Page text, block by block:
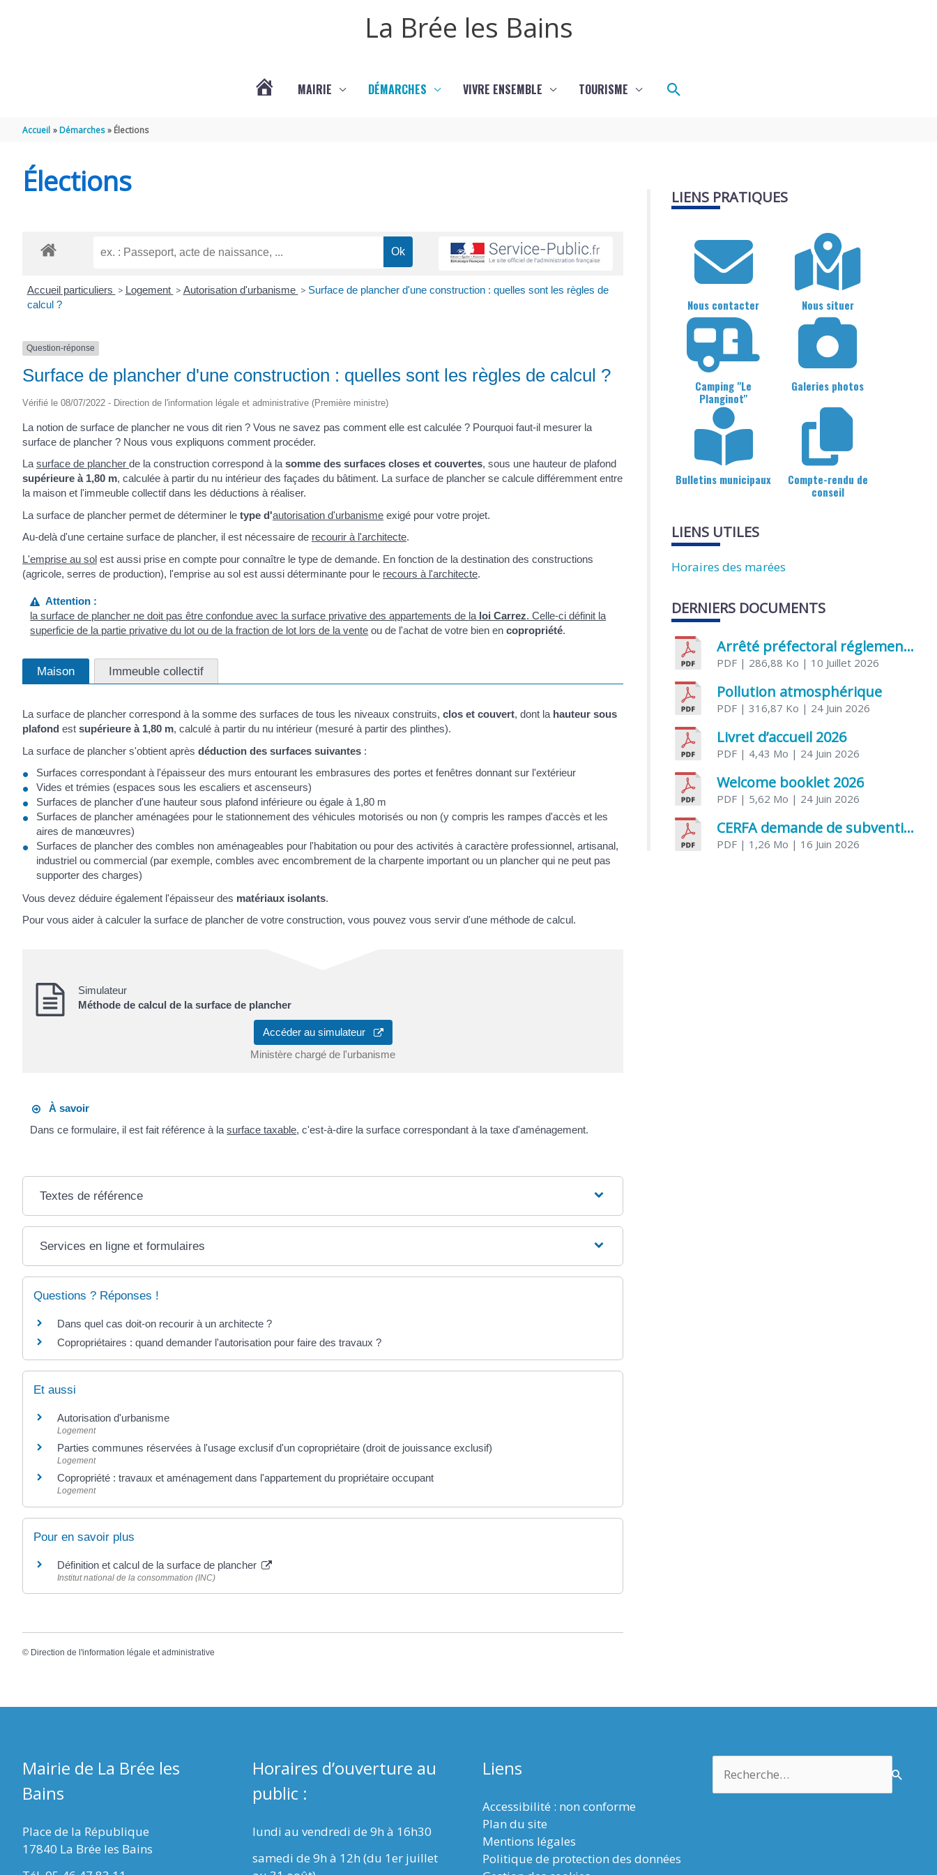
La Brée les Bains
MAIRIE DÉMARCHES VIVRE ENSEMBLE TOURISME Rechercher
Accueil Démarches Élections
Élections
Accueil particuliers > Logement > Autorisation d'urbanisme > Surface de plancher d'une construction : quelles sont les règles de
calcul ?
Question-réponse
Surface de plancher d'une construction : quelles sont les règles de calcul ?
Vérifié le 08/07/2022 - Direction de l'information légale et administrative (Première ministre)
La notion de surface de plancher ne vous dit rien ? Vous ne savez pas comment elle est calculée ? Pourquoi faut-il mesurer la
surface de plancher ? Nous vous expliquons comment procéder.
La surface de plancher de la construction correspond à la somme des surfaces closes et couvertes, sous une hauteur de plafond
supérieure à 1,80 m, calculée à partir du nu intérieur des façades du bâtiment. La surface de plancher se calcule différemment entre
la maison et l'immeuble collectif dans les déductions à réaliser.
La surface de plancher permet de déterminer le type d'autorisation d'urbanisme exigé pour votre projet.
Au-delà d'une certaine surface de plancher, il est nécessaire de recourir à l'architecte.
L'emprise au sol est aussi prise en compte pour connaître le type de demande. En fonction de la destination des constructions
(agricole, serres de production), l'emprise au sol est aussi déterminante pour le recours à l'architecte.
Attention :
la surface de plancher ne doit pas être confondue avec la surface privative des appartements de la loi Carrez. Celle-ci définit la
superficie de la partie privative du lot ou de la fraction de lot lors de lavente ou de l'achat de votre bien encopropriété.
Maison Immeuble collectif
La surface de plancher correspond à la somme des surfaces de tous les niveaux construits, clos et couvert, dont la hauteur sous
plafond est supérieure à 1,80 m, calculé à partir du nu intérieur (mesuré à partir des plinthes).
La surface de plancher s'obtient après déduction des surfaces suivantes :
Surfaces correspondant à l'épaisseur des murs entourant les embrasures des portes et fenêtres donnant sur l'extérieur
Vides et trémies (espaces sous les escaliers et ascenseurs)
Surfaces de plancher d'une hauteur sous plafond inférieure ou égale à 1,80 m
Surfaces de plancher aménagées pour le stationnement des véhicules motorisés ou non (y compris les rampes d'accès et les
aires de manœuvres)
Surfaces de plancher des combles non aménageables pour l'habitation ou pour des activités à caractère professionnel, artisanal,
industriel ou commercial (par exemple, combles avec encombrement de la charpente important ou un plancher qui ne peut pas
supporter des charges)
Vous devez déduire également l'épaisseur des matériaux isolants.
Pour vous aider à calculer la surface de plancher de votre construction, vous pouvez vous servir d'une méthode de calcul.
Simulateur
Méthode de calcul de la surface de plancher
Accéder au simulateur
Ministère chargé de l'urbanisme
À savoir
Dans ce formulaire, il est fait référence à lasurface taxable, c'est-à-dire la surface correspondant à la taxe d'aménagement.
Textes de référence
Services en ligne et formulaires
Questions ? Réponses !
Dans quel cas doit-on recourir à un architecte ?
Copropriétaires : quand demander l'autorisation pour faire des travaux ?
Et aussi
Autorisation d'urbanisme
Logement
Parties communes réservées à l'usage exclusif d'un copropriétaire (droit de jouissance exclusif)
Logement
Copropriété : travaux et aménagement dans l'appartement du propriétaire occupant
Logement
Pour en savoir plus
Définition et calcul de la surface de plancher
Institut national de la consommation (INC)
© Direction de l'information légale et administrative
LIENS PRATIQUES
Nous contacter Nous situer
Camping "Le
Planginot"
Galeries photos
Bulletins municipaux
Compte-rendu de
conseil
LIENS UTILES
Horaires des marées
DERNIERS DOCUMENTS
Arrêté préfectoral réglementant l’usage de l’eau
PDF | 286,88 Ko | 10 Juillet 2026
Pollution atmosphérique
PDF | 316,87 Ko | 24 Juin 2026
Livret d’accueil 2026
PDF | 4,43 Mo | 24 Juin 2026
Welcome booklet 2026
PDF | 5,62 Mo | 24 Juin 2026
CERFA demande de subvention association
PDF | 1,26 Mo | 16 Juin 2026
Mairie de La Brée les
Bains
Place de la République
17840 La Brée les Bains
Horaires d’ouverture au
public :
lundi au vendredi de 9h à 16h30
samedi de 9h à 12h (du 1er juillet
Liens
Accessibilité : non conforme
Plan du site
Mentions légales
Politique de protection des données